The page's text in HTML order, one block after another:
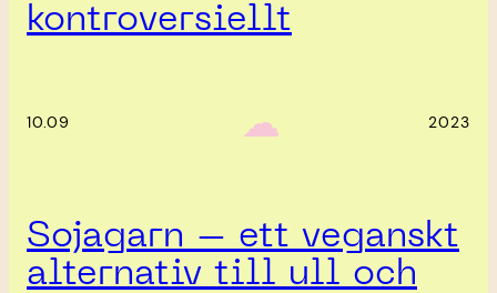
kontroversiellt
10.09 ‎ ‎‎ ☁︎‎‎ 2023
Sojagarn – ett veganskt
alternativ till ull och